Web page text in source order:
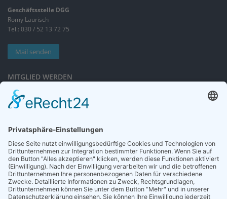
Geschäftsstelle DGG
Romy Laurisch
Tel.: 030 / 52 13 72 75
Mail senden
MITGLIED WERDEN
Sieben gute Gründe
für Ihre Mitgliedschaft
NEWSLETTER
Neuigkeiten rund um die Geriatrie und die DGG – regelmäßig in Ihrem
Postfach.